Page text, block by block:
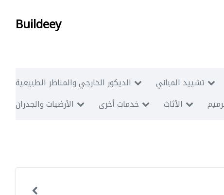
Buildeey
الديكور الخارجي والمناظر الطبيعية تشييد المباني
الأرضيات والجدران
خدمات أخرى الأثاث